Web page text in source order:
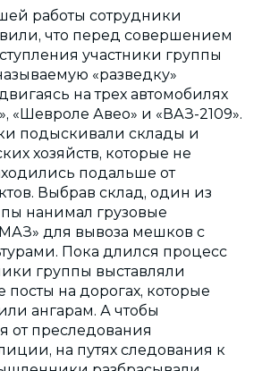
работы сотрудники
что перед совершением
участники группы
«разведку»
на трех автомобилях
«Шевроле Авео» и «ВАЗ-2109».
подыскивали склады и
хозяйств, которые не
подальше от
Выбрав склад, один из
нанимал грузовые
для вывоза мешков с
Пока длился процесс
группы выставляли
на дорогах, которые
ангарам. А чтобы
от преследования
на путях следования к